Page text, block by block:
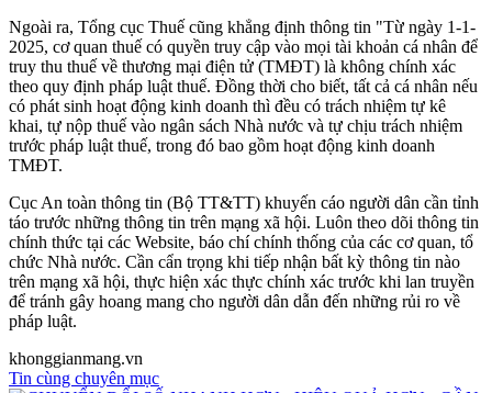
Ngoài ra, Tổng cục Thuế cũng khẳng định thông tin "Từ ngày 1-1-
2025, cơ quan thuế có quyền truy cập vào mọi tài khoản cá nhân để
truy thu thuế về thương mại điện tử (TMĐT) là không chính xác
theo quy định pháp luật thuế. Đồng thời cho biết, tất cả cá nhân nếu
có phát sinh hoạt động kinh doanh thì đều có trách nhiệm tự kê
khai, tự nộp thuế vào ngân sách Nhà nước và tự chịu trách nhiệm
trước pháp luật thuế, trong đó bao gồm hoạt động kinh doanh
TMĐT.
Cục An toàn thông tin (Bộ TT&TT) khuyến cáo người dân cần tỉnh
táo trước những thông tin trên mạng xã hội. Luôn theo dõi thông tin
chính thức tại các Website, báo chí chính thống của các cơ quan, tổ
chức Nhà nước. Cần cẩn trọng khi tiếp nhận bất kỳ thông tin nào
trên mạng xã hội, thực hiện xác thực chính xác trước khi lan truyền
để tránh gây hoang mang cho người dân dẫn đến những rủi ro về
pháp luật.
khonggianmang.vn
Tin cùng chuyên mục